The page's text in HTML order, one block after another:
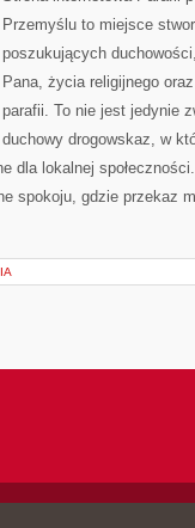
Przemyślu to miejsce
poszukujących
Pana, życia religijnego
parafii. To nie jest jedynie
duchowy drogowskaz, w
dla lokalnej
spokoju, gdzie przekaz